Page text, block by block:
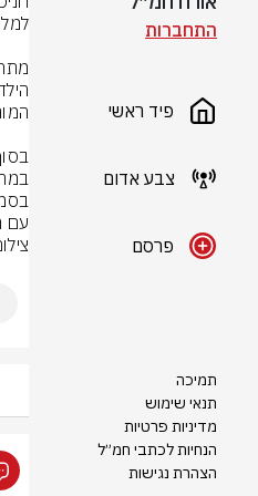
התחברות
פיד ראשי
צבע אדום
פרסם
תמיכה
תנאי שימוש
מדיניות פרטיות
הנחיות לכתבי חמ״ל
הצהרת נגישות
עם